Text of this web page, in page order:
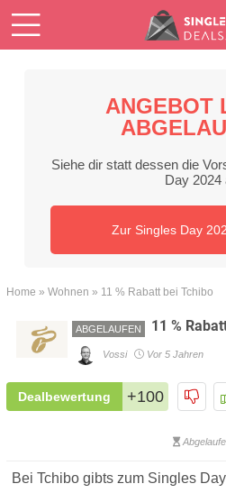
ANGEBOT
Siehe dir statt dessen die
Day 2024
Zur Singles Day
Home » Wohnen » 11 % Rabatt bei Tchibo
ABGELAUFEN 11 %
Vossi Vor 5 Jahren
Dealbewertung +100
Bei Tchibo gibts zum Singles